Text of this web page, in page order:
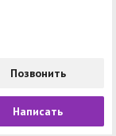
Позвонить
Написать